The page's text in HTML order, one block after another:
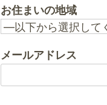
お住まいの地域
メールアドレス